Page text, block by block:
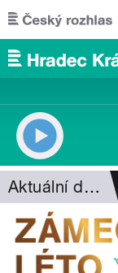
Přejít k hlavnímu
Aktuální dění